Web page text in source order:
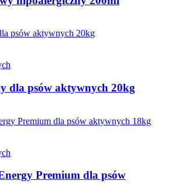
dla psów aktywnych 20kg
Premium dla psów